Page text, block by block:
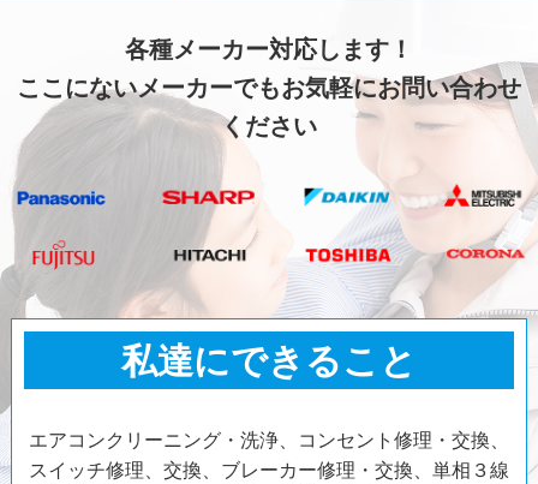
各種メーカー対応します！
ここにないメーカーでもお気軽にお問い合わせ
ください
私達にできること
エアコンクリーニング・洗浄、コンセント修理・交換、
スイッチ修理、交換、ブレーカー修理・交換、単相３線